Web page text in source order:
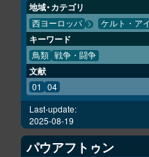
地域・カテゴリ
西ヨーロッパ ケルト・ア
キーワード
鳥類 戦争・闘争
文献
01 04
Last-update:
2025-08-19
パウアフトゥン